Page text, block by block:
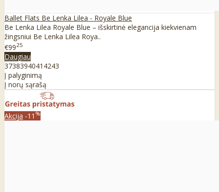
Ballet Flats Be Lenka Lilea - Royale Blue
Be Lenka Lilea Royale Blue – išskirtinė elegancija kiekvienam
žingsniui Be Lenka Lilea Roya..
€9925
Daugiau
3738394041 4243
Į palyginimą
Į norų sąrašą
Akcija -11 %